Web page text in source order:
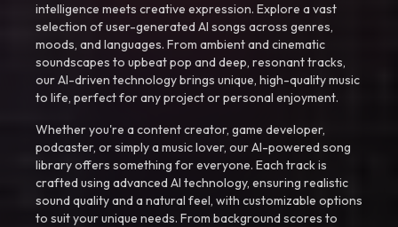
intelligence meets creative expression. Explore a vast
selection of user-generated AI songs across genres,
moods, and languages. From ambient and cinematic
soundscapes to upbeat pop and deep, resonant tracks,
our AI-driven technology brings unique, high-quality music
to life, perfect for any project or personal enjoyment.
Whether you're a content creator, game developer,
podcaster, or simply a music lover, our AI-powered song
library offers something for everyone. Each track is
crafted using advanced AI technology, ensuring realistic
sound quality and a natural feel, with customizable options
to suit your unique needs. From background scores to